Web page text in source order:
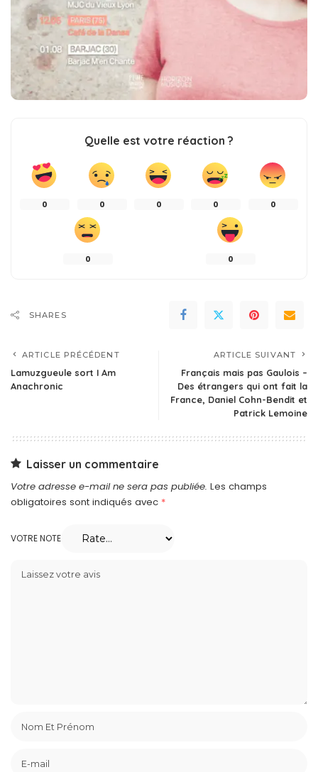
Quelle est votre réaction ?
0 0 0 0 0
0 0
SHARES
ARTICLE PRÉCÉDENT
Lamuzgueule sort I Am
Anachronic
ARTICLE SUIVANT
Français mais pas Gaulois –
Des étrangers qui ont fait la
France, Daniel Cohn-Bendit et
Patrick Lemoine
Laisser un commentaire
Votre adresse e-mail ne sera pas publiée. Les champs
obligatoires sont indiqués avec *
VOTRE NOTE